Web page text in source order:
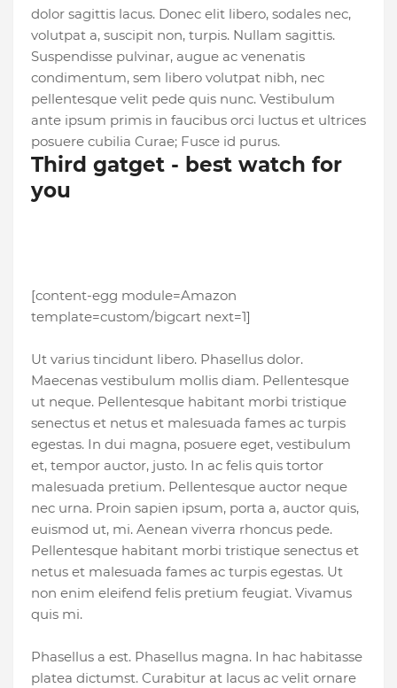
dolor sagittis lacus. Donec elit libero, sodales nec,
volutpat a, suscipit non, turpis. Nullam sagittis.
Suspendisse pulvinar, augue ac venenatis
condimentum, sem libero volutpat nibh, nec
pellentesque velit pede quis nunc. Vestibulum
ante ipsum primis in faucibus orci luctus et ultrices
posuere cubilia Curae; Fusce id purus.
Third gatget - best watch for
you
[content-egg module=Amazon
template=custom/bigcart next=1]
Ut varius tincidunt libero. Phasellus dolor.
Maecenas vestibulum mollis diam. Pellentesque
ut neque. Pellentesque habitant morbi tristique
senectus et netus et malesuada fames ac turpis
egestas. In dui magna, posuere eget, vestibulum
et, tempor auctor, justo. In ac felis quis tortor
malesuada pretium. Pellentesque auctor neque
nec urna. Proin sapien ipsum, porta a, auctor quis,
euismod ut, mi. Aenean viverra rhoncus pede.
Pellentesque habitant morbi tristique senectus et
netus et malesuada fames ac turpis egestas. Ut
non enim eleifend felis pretium feugiat. Vivamus
quis mi.
Phasellus a est. Phasellus magna. In hac habitasse
platea dictumst. Curabitur at lacus ac velit ornare